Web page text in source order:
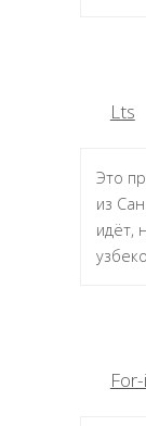
Lts
Это
из
идёт,